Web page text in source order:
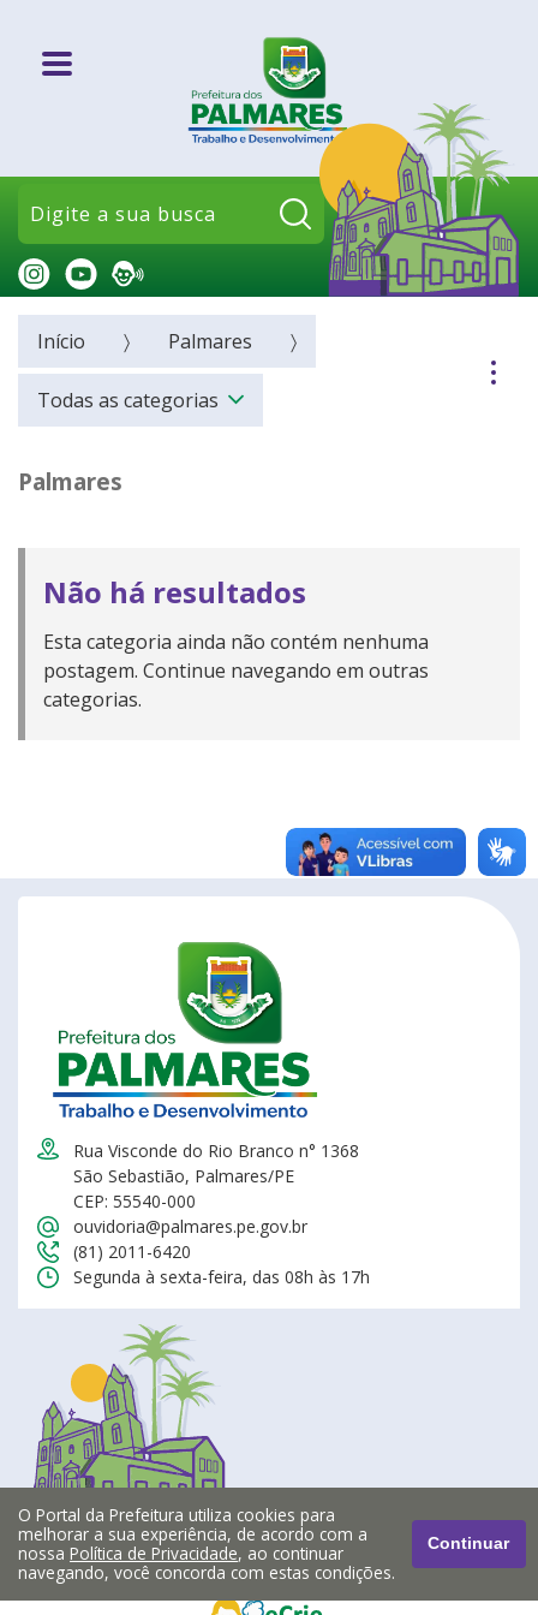
Pesquisar:
Início Palmares
Todas as categorias
Palmares
Não há resultados
Esta categoria ainda não contém nenhuma
postagem. Continue navegando em outras
categorias.
Rua Visconde do Rio Branco n° 1368
São Sebastião, Palmares/PE
CEP: 55540-000
ouvidoria@palmares.pe.gov.br
(81) 2011-6420
Segunda à sexta-feira, das 08h às 17h
O Portal da Prefeitura utiliza cookies para
melhorar a sua experiência, de acordo com a
nossa Política de Privacidade, ao continuar
navegando, você concorda com estas condições.
Continuar